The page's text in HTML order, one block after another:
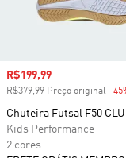
Preço com desconto
R$199,99
R$379,99 Preço original -
Chuteira Futsal F50
Kids Performance
2 cores